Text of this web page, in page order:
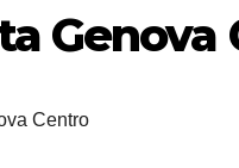
Genova
Centro